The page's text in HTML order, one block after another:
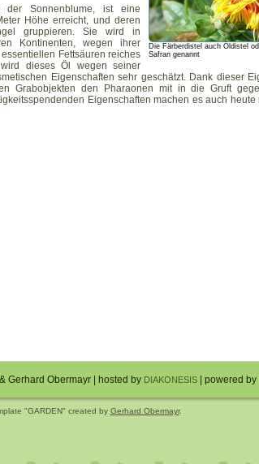
Die Färberdistel auch Öldistel
Safran genannt
der Sonnenblume, ist eine
Höhe erreicht, und deren
gruppieren. Sie wird in
Kontinenten, wegen ihrer
Fettsäuren reiches
dieses Öl wegen seiner
Eigenschaften sehr geschätzt. Dank dieser
Grabobjekten den Pharaonen mit in die Gruft
Eigenschaften machen es auch heute
Gerhard Obermayr | hosted by DIAKONESIS| powered by
"GARDEN" created by Gerhard Obermayr.